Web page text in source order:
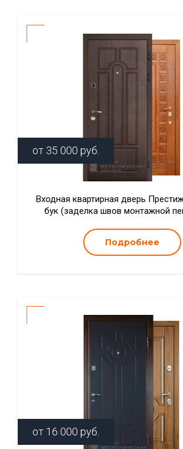
от 35 000 руб.
Входная квартирная дверь
бук (заделка швов монтажной
Подробнее
от 16 000 руб.